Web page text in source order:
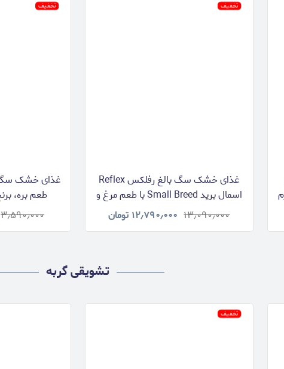
تخفیف
غذای خشک سگ بالغ رفلکس Reflex
اسمال برید Small Breed با طعم مرغ و
برنج وزن 15 کیلوگرم
۱۳٫۰۹۰٫۰۰۰ ۱۲٫۷۹۰٫۰۰۰ تومان
تخفیف
۳٫۵۹۰٫۰۰۰
تشویقی گربه
تخفیف